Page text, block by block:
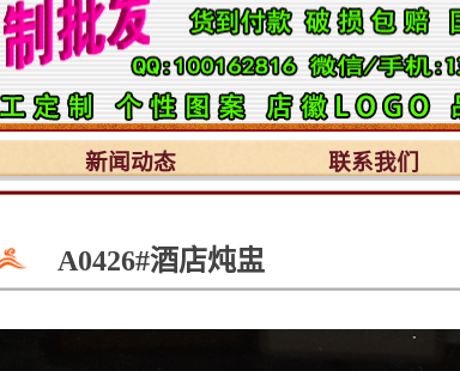
新闻动态 联系我们
A0426#酒店炖盅